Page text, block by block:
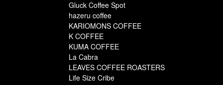
Gluck Coffee Spot
hazeru coffee
KARIOMONS COFFEE
K COFFEE
KUMA COFFEE
La Cabra
LEAVES COFFEE ROASTERS
Life Size Cribe